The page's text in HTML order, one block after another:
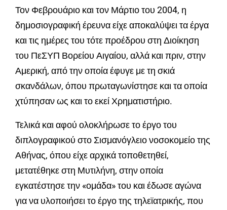
Τον Φεβρουάριο και τον Μάρτιο του 2004, η
δημοσιογραφική έρευνα είχε αποκαλύψει τα έργα
και τις ημέρες του τότε προέδρου στη Διοίκηση
του ΠεΣΥΠ Βορείου Αιγαίου, αλλά και πριν, στην
Αμερική, από την οποία έφυγε με τη σκιά
σκανδάλων, όπου πρωταγωνίστησε και τα οποία
χτύπησαν ως και το εκεί Χρηματιστήριο.
Τελικά και αφού ολοκλήρωσε το έργο του
διπλογραφικού στο Σισμανόγλειο νοσοκομείο της
Αθήνας, όπου είχε αρχικά τοποθετηθεί,
μετατέθηκε στη Μυτιλήνη, στην οποία
εγκατέστησε την «ομάδα» του και έδωσε αγώνα
για να υλοποιήσει το έργο της τηλεϊατρικής, που